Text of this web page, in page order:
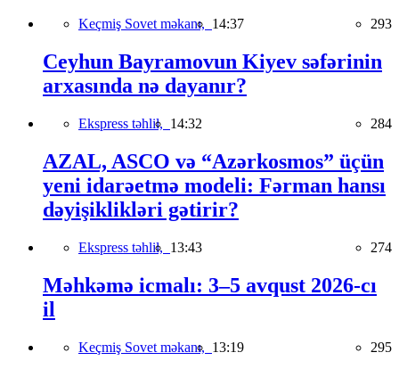
Keçmiş Sovet məkanı, 14:37 293
Ceyhun Bayramovun Kiyev səfərinin
arxasında nə dayanır?
Ekspress təhlil, 14:32 284
AZAL, ASCO və “Azərkosmos” üçün
yeni idarəetmə modeli: Fərman hansı
dəyişiklikləri gətirir?
Ekspress təhlil, 13:43 274
Məhkəmə icmalı: 3–5 avqust 2026-cı
il
Keçmiş Sovet məkanı, 13:19 295